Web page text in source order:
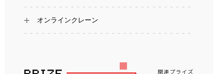
オンラインクレーン
関連プライズ